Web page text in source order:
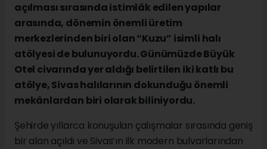
açılması sırasında istimlâk edilen yapılar
arasında, dönemin önemli üretim
merkezlerinden biri olan “Kuzu” isimli halı
atölyesi de bulunuyordu. Günümüzde Büyük
Otel civarında yer aldığı belirtilen iki katlı bu
atölye, Sivas halılarının dokunduğu önemli
mekânlardan biri olarak biliniyordu.
Şehirde yıllarca konuşulan çalışmalar sırasında geniş
bir alan açıldı ve Sivas’ın ilk modern bulvarlarından